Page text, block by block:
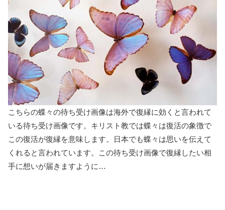
こちらの蝶々の待ち受け画像は海外で復縁に効くと言われて
いる待ち受け画像です。キリスト教では蝶々は復活の象徴で
この復活が復縁を意味します。日本でも蝶々は思いを伝えて
くれると言われています。この待ち受け画像で復縁したい相
手に想いが届きますように…